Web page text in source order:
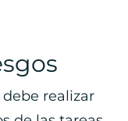
realizar